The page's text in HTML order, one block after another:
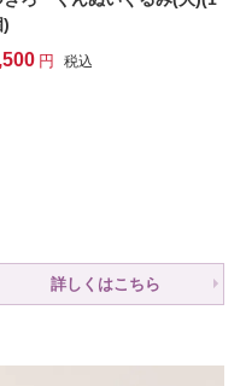
)
税込
詳しくはこちら